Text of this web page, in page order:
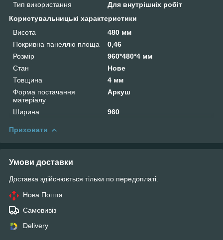
Тип використання
Для внутрішніх робіт
Користувальницькі характеристики
Висота
480 мм
Покривна панеллю площа
0,46
Розмір
960*480*4 мм
Стан
Нове
Товщина
4 мм
Форма постачання
матеріалу
Аркуш
Ширина 960
Приховати
Умови доставки
Доставка здійснюється тільки по передоплаті.
Нова Пошта
Самовивіз
Delivery